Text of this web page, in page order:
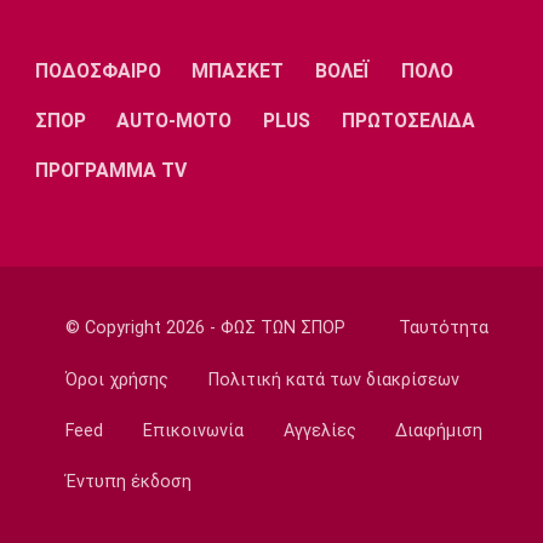
08:05
Επικαιρότητα
και πέντε περιοχές
07:35
Αυτοκίνητο
07:20
Επικαιρότητα
ΠΟΔΟΣΦΑΙΡΟ ΜΠΑΣΚΕΤ ΒΟΛΕΪ ΠΟΛΟ
ΣΠΟΡ AUTO-MOTO PLUS ΠΡΩΤΟΣΕΛΙΔΑ
ΠΡΟΓΡΑΜΜΑ TV
© Copyright 2026 - ΦΩΣ ΤΩΝ ΣΠΟΡ Ταυτότητα
Όροι χρήσης Πολιτική κατά των διακρίσεων
Feed Επικοινωνία Αγγελίες Διαφήμιση
Έντυπη έκδοση